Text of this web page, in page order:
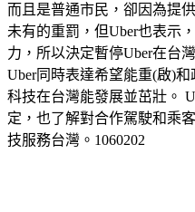
而且是普通市民，卻因為提
未有的重罰，但Uber也表示
力，所以決定暫停Uber在台
Uber同時表達希望能重(啟)
科技在台灣能發展並茁壯。
定，也了解對合作駕駛和乘
技服務台灣。1060202